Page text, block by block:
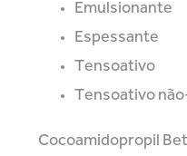
Emulsionante
Espessante
Tensoativo
Tensoativo
Cocoamidopropil